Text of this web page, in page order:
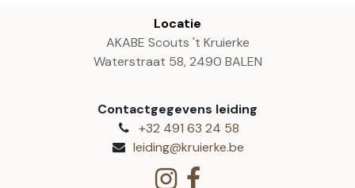
Locatie
AKABE Scouts 't Kruierke
Waterstraat 58, 2490 BALEN
Contactgegevens leiding
+32 491 63 24 58
leiding@kruierke.be